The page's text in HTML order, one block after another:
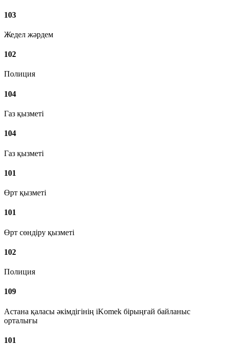
103
Жедел жәрдем
102
Полиция
104
Газ қызметі
104
Газ қызметі
101
Өрт қызметі
101
Өрт сөндіру қызметі
102
Полиция
109
Астана қаласы әкімдігінің iKomek бірыңғай байланыс
орталығы
101